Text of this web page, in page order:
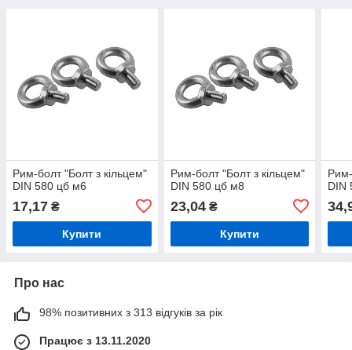
Рим-болт "Болт з кільцем"
DIN 580 цб м6
17,17 ₴
Купити
Рим-болт "Болт з кільцем"
DIN 580 цб м8
23,04₴
Купити
DIN
Про нас
98% позитивних з 313 відгуків за рік
Працює з 13.11.2020